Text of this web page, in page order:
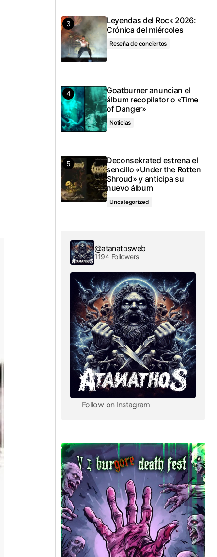
Leyendas del Rock 2026:
Crónica del miércoles
Reseña de conciertos
Goatburner anuncian el
álbum recopilatorio «Time
of Danger»
Noticias
Deconsekrated estrena el
sencillo «Under the Rotten
Shroud» y anticipa su
nuevo álbum
Uncategorized
@atanatosweb
1194 Followers
Follow on Instagram